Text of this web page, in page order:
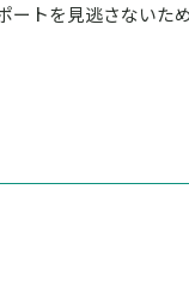
ートを見逃さないた